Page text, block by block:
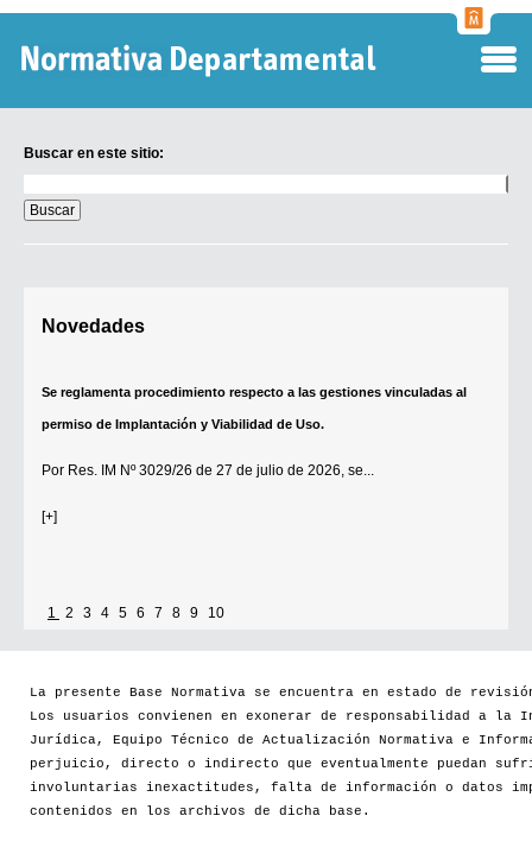
Buscar en este sitio:
en
este
sitio:
Novedades
Se reglamenta procedimiento respecto a las gestiones vinculadas al
permiso de Implantación y Viabilidad de Uso.
Por Res. IM Nº 3029/26 de 27 de julio de 2026, se...
[+]
1 2 3 4 5 6 7 8 9 10
La presente Base Normativa se encuentra en estado de
Los usuarios convienen en exonerar de responsabilidad a la
Jurídica, Equipo Técnico de Actualización Normativa e
perjuicio, directo o indirecto que eventualmente puedan
involuntarias inexactitudes, falta de información o datos
contenidos en los archivos de dicha base.